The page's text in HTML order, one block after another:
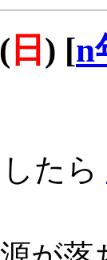
日 ) [n
たら